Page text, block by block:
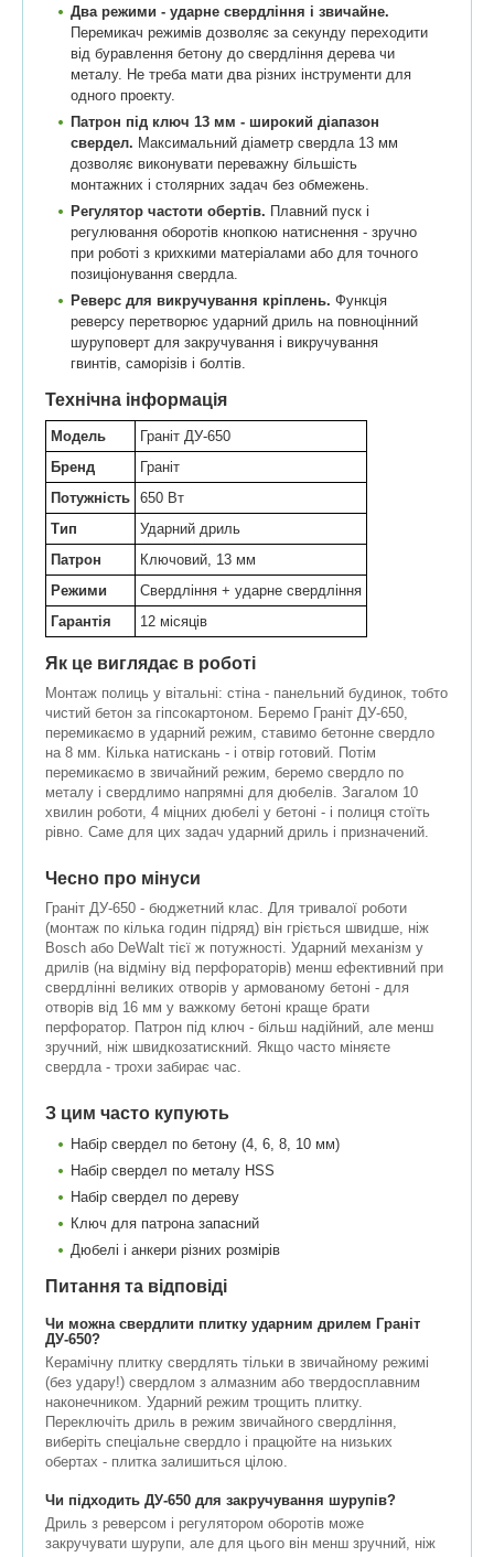
Два режими - ударне свердління і звичайне.
Перемикач режимів дозволяє за секунду переходити
від буравлення бетону до свердління дерева чи
металу. Не треба мати два різних інструменти для
одного проекту.
Патрон під ключ 13 мм - широкий діапазон
свердел. Максимальний діаметр свердла 13 мм
дозволяє виконувати переважну більшість
монтажних і столярних задач без обмежень.
Регулятор частоти обертів. Плавний пуск і
регулювання оборотів кнопкою натиснення - зручно
при роботі з крихкими матеріалами або для точного
позиціонування свердла.
Реверс для викручування кріплень. Функція
реверсу перетворює ударний дриль на повноцінний
шуруповерт для закручування і викручування
гвинтів, саморізів і болтів.
Технічна інформація
Модель
Граніт ДУ-650
Бренд
Граніт
Потужність 650 Вт
Тип
Ударний дриль
Патрон
Ключовий, 13 мм
Режими
Свердління + ударне свердління
Гарантія
12 місяців
Як це виглядає в роботі
Монтаж полиць у вітальні: стіна - панельний будинок, тобто
чистий бетон за гіпсокартоном. Беремо Граніт ДУ-650,
перемикаємо в ударний режим, ставимо бетонне свердло
на 8 мм. Кілька натискань - і отвір готовий. Потім
перемикаємо в звичайний режим, беремо свердло по
металу і свердлимо напрямні для дюбелів. Загалом 10
хвилин роботи, 4 міцних дюбелі у бетоні - і полиця стоїть
рівно. Саме для цих задач ударний дриль і призначений.
Чесно про мінуси
Граніт ДУ-650 - бюджетний клас. Для тривалої роботи
(монтаж по кілька годин підряд) він гріється швидше, ніж
Bosch або DeWalt тієї ж потужності. Ударний механізм у
дрилів (на відміну від перфораторів) менш ефективний при
свердлінні великих отворів у армованому бетоні - для
отворів від 16 мм у важкому бетоні краще брати
перфоратор. Патрон під ключ - більш надійний, але менш
зручний, ніж швидкозатискний. Якщо часто міняєте
свердла - трохи забирає час.
З цим часто купують
Набір свердел по бетону (4, 6, 8, 10 мм)
Набір свердел по металу HSS
Набір свердел по дереву
Ключ для патрона запасний
Дюбелі і анкери різних розмірів
Питання та відповіді
Чи можна свердлити плитку ударним дрилем Граніт
ДУ-650?
Керамічну плитку свердлять тільки в звичайному режимі
(без удару!) свердлом з алмазним або твердосплавним
наконечником. Ударний режим трощить плитку.
Переключіть дриль в режим звичайного свердління,
виберіть спеціальне свердло і працюйте на низьких
обертах - плитка залишиться цілою.
Чи підходить ДУ-650 для закручування шурупів?
Дриль з реверсом і регулятором оборотів може
закручувати шурупи, але для цього він менш зручний, ніж